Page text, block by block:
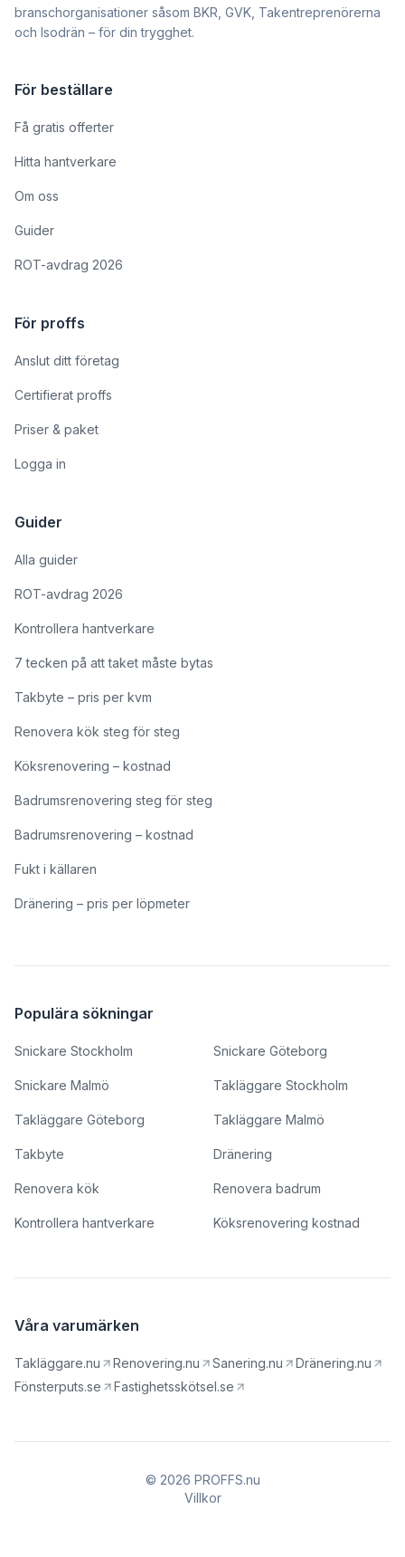
branschorganisationer såsom BKR, GVK, Takentreprenörerna
och Isodrän – för din trygghet.
För beställare
Få gratis offerter
Hitta hantverkare
Om oss
Guider
ROT-avdrag 2026
För proffs
Anslut ditt företag
Certifierat proffs
Priser & paket
Logga in
Guider
Alla guider
ROT-avdrag 2026
Kontrollera hantverkare
7 tecken på att taket måste bytas
Takbyte – pris per kvm
Renovera kök steg för steg
Köksrenovering – kostnad
Badrumsrenovering steg för steg
Badrumsrenovering – kostnad
Fukt i källaren
Dränering – pris per löpmeter
Populära sökningar
Snickare Stockholm Snickare Göteborg
Snickare Malmö Takläggare Stockholm
Takläggare Göteborg Takläggare Malmö
Takbyte Dränering
Renovera kök Renovera badrum
Kontrollera hantverkare Köksrenovering kostnad
Våra varumärken
Takläggare.nu Renovering.nu Sanering.nu
Dränering.nu
Fönsterputs.se
Fastighetsskötsel.se
© 2026 PROFFS.nu
Villkor